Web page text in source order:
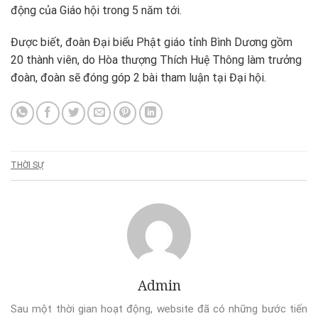
động của Giáo hội trong 5 năm tới.
Được biết, đoàn Đại biểu Phật giáo tỉnh Bình Dương gồm
20 thành viên, do Hòa thượng Thích Huệ Thông làm trưởng
đoàn, đoàn sẽ đóng góp 2 bài tham luận tại Đại hội.
THỜI SỰ
Admin
Sau một thời gian hoạt động, website đã có những bước tiến